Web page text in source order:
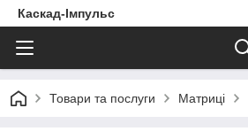
Каскад-Імпульс
Товари та послуги Матриці